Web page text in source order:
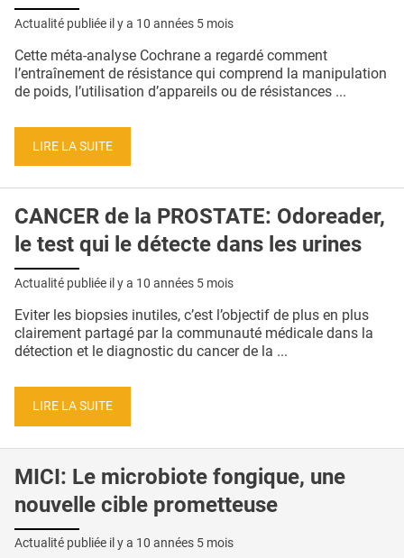
L'APP
PUBLICITÉ
CONTACT
Actualité publiée il y a 10 années 5 mois
Cette méta-analyse Cochrane a regardé comment
l’entraînement de résistance qui comprend la manipulation
de poids, l’utilisation d’appareils ou de résistances ...
LIRE LA SUITE
CANCER de la PROSTATE: Odoreader,
le test qui le détecte dans les urines
Actualité publiée il y a 10 années 5 mois
Eviter les biopsies inutiles, c’est l’objectif de plus en plus
clairement partagé par la communauté médicale dans la
détection et le diagnostic du cancer de la ...
LIRE LA SUITE
MICI: Le microbiote fongique, une
nouvelle cible prometteuse
Actualité publiée il y a 10 années 5 mois